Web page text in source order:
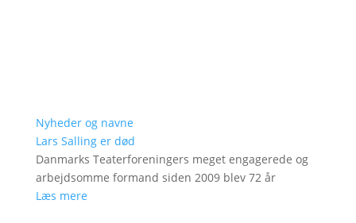
Nyheder og navne
Lars Salling er død
Danmarks Teaterforeningers meget engagerede og
arbejdsomme formand siden 2009 blev 72 år
Læs mere